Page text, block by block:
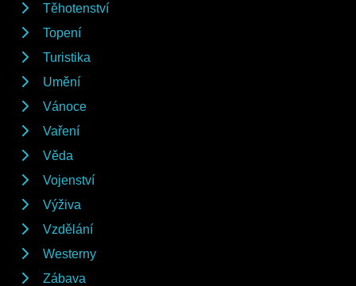
Těhotenství
Topení
Turistika
Umění
Vánoce
Vaření
Věda
Vojenství
Výživa
Vzdělání
Westerny
Zábava